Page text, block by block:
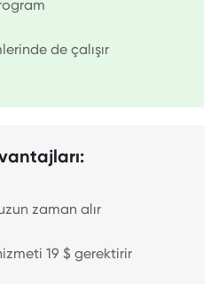
de çalışır
zaman alır
19 $ gerektirir